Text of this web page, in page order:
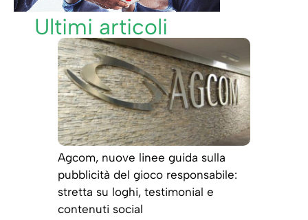
Ultimi articoli
Agcom, nuove linee guida sulla
pubblicità del gioco responsabile:
stretta su loghi, testimonial e
contenuti social